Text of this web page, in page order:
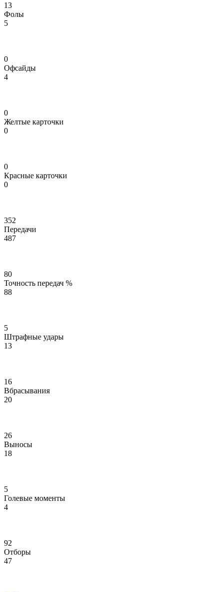
13
Фолы
5
0
Офсайды
4
0
Желтые карточки
0
0
Красные карточки
0
352
Передачи
487
80
Точность передач %
88
5
Штрафные удары
13
16
Вбрасывания
20
26
Выносы
18
5
Голевые моменты
4
92
Отборы
47